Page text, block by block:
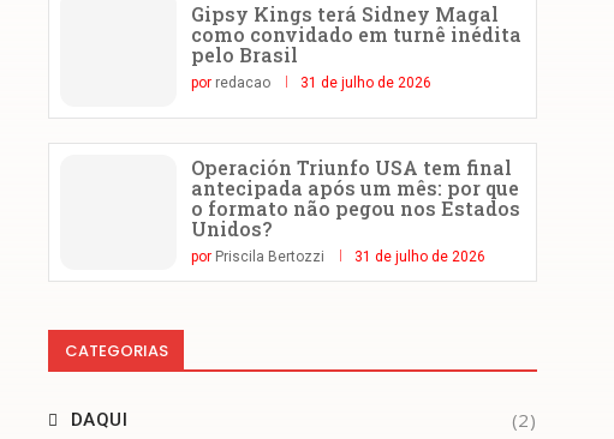
Gipsy Kings terá Sidney Magal
como convidado em turnê inédita
pelo Brasil
por redacao 31 de julho de 2026
Operación Triunfo USA tem final
antecipada após um mês: por que
o formato não pegou nos Estados
Unidos?
por Priscila Bertozzi 31 de julho de 2026
CATEGORIAS
DAQUI (2)